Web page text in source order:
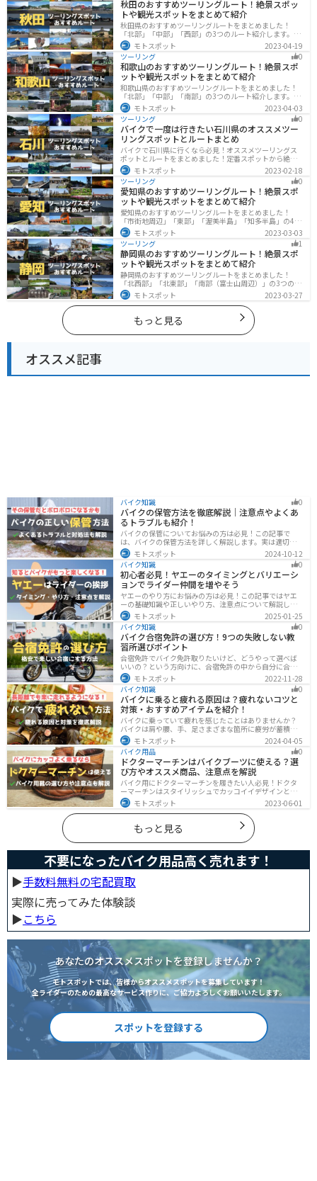
秋田のおすすめツーリングルート！絶景スポッ
トや観光スポットをまとめて紹介
秋田県のおすすめツーリングルートをまとめました！
「北部」「中部」「西部」の3つのルート紹介します。自
然豊かな山々や湖、温泉地が点在し、四季折々の景色を
楽しめるスポットが多数あります。バイクで秋田県にツ
ーリングに行く際は参考にしてください。
モトスポット
2023-04-19
ツーリング
0
和歌山のおすすめツーリングルート！絶景スポ
ットや観光スポットをまとめて紹介
和歌山県のおすすめツーリングルートをまとめました！
「北部」「中部」「南部」の3つのルート紹介します。海
と山に囲まれた自然豊かなエリアが広がり、様々な楽し
み方ができます。バイクで和歌山県にツーリングに行く
際は参考にしてください。
モトスポット
2023-04-03
ツーリング
0
バイクで一度は行きたい石川県のオススメツー
リングスポットとルートまとめ
バイクで石川県に行くなら必見！オススメツーリングス
ポットとルートをまとめました！定番スポットから絶景
スポット、温泉、海、グルメなど様々なジャンルで楽し
めます。バイクで石川ツーリングに行こうと思っている
人は、参考にしてください。
モトスポット
2023-02-18
ツーリング
0
愛知県のおすすめツーリングルート！絶景スポ
ットや観光スポットをまとめて紹介
愛知県のおすすめツーリングルートをまとめました！
「市街地周辺」「東部」「渥美半島」「知多半島」の4つ
のルート紹介します。名古屋周辺の栄えたスポットから
山、海、美術館なども多数あり、自然・歴史・文化を満
喫するツーリングができます。バイクで愛知県にツーリ
ングに行く際は参考にしてください。
モトスポット
2023-03-03
ツーリング
1
静岡県のおすすめツーリングルート！絶景スポ
ットや観光スポットをまとめて紹介
静岡県のおすすめツーリングルートをまとめました！
「北西部」「北東部」「南部（富士山周辺）」の3つのル
ート紹介します。富士山を中心に自然豊かな景色や食事
を楽しめるスポットが多数あります。バイクで静岡県に
ツーリングに行く際は参考にしてください。
モトスポット 2023-03-27
もっと見る
オススメ記事
バイク知識 0
バイクの保管方法を徹底解説｜注意点やよくあ
るトラブルも紹介！
バイクの保管についてお悩みの方は必見！この記事で
は、バイクの保管方法を詳しく解説します。実は適切に
保管しなければ、バイクの状態を悪化させる恐れがあり
ます。記事を参考にすれば、バイクを状態良く長持ちさ
せることが可能です。
モトスポット
2024-10-12
バイク知識
0
初心者必見！ヤエーのタイミングとバリエーシ
ョンでライダー仲間を増やそう
ヤエーのやり方にお悩みの方は必見！この記事ではヤエ
ーの基礎知識や正しいやり方、注意点について解説しま
す。実はヤエーには、ツーリング中の連帯感を高める効
果があります。この記事を読めば、ヤエーの楽しみ方と
安全に行うポイントがわかるでしょう。
モトスポット
2025-01-25
バイク知識
0
バイク合宿免許の選び方！9つの失敗しない教
習所選びポイント
合宿免許でバイク免許取りたいけど、どうやって選べば
いいの？という方向けに、合宿免許の中から自分に合っ
た教習所を選ぶ方法をまとめました。押さえるべきポイ
ントは9つです。料金をできるだけ抑えたり、旅行も兼ね
て楽しみたい人必見です！
モトスポット
2022-11-28
バイク知識
0
バイクに乗ると疲れる原因は？疲れないコツと
対策・おすすめアイテムを紹介！
バイクに乗っていて疲れを感じたことはありませんか？
バイクは肩や腰、手、足さまざまな箇所に疲労が蓄積し
やすい乗り物です。できるなら楽に乗りたいですよね。
原因を知り対策を重ねておけば今よりもっと快適に走行
することができます。
モトスポット
2024-04-05
バイク用品
0
ドクターマーチンはバイクブーツに使える？選
び方やオススメ商品、注意点を解説
バイク用にドクターマーチンを履きたい人必見！ドクタ
ーマーチンはスタイリッシュでカッコイイデザインと高
い機能性で快適なライディングが可能です。バイク用ブ
ーツで選ぶべきポイントや注意点などまとめましたの
で、バイクブーツを探している人は参考にしてくださ
モトスポット 2023-06-01
もっと見る
不要になったバイク用品高く売れます！
▶︎手数料無料の宅配買取
実際に売ってみた体験談
▶︎こちら
あなたのオススメスポットを登録しませんか？
モトスポットでは、皆様からオススメスポットを募集しています！
全ライダーのための最高なサービス作りに、ご協力よろしくお願いいたします。
スポットを登録する